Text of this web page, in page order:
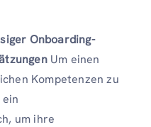
Onboarding-
Um einen
Kompetenzen zu
um ihre